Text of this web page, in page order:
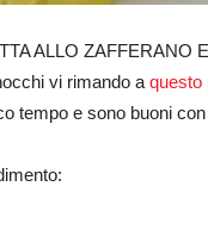
ALLO ZAFFERANO
vi rimando a questo
tempo e sono buoni